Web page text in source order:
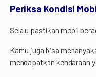
Periksa Kondisi
Selalu pastikan mobil
Kamu juga bisa
mendapatkan kendaraan